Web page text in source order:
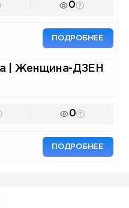
0
ПОДРОБНЕЕ
| Женщина-ДЗЕН
0
ПОДРОБНЕЕ